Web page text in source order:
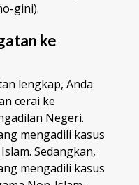
gini).
ke
lengkap, Anda
cerai ke
Negeri.
mengadili kasus
Sedangkan,
mengadili kasus